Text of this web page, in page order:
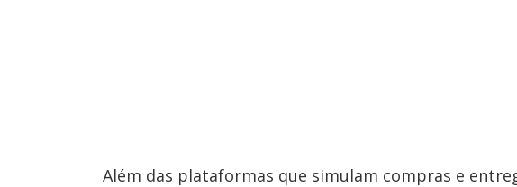
Além das plataformas que simulam compras e